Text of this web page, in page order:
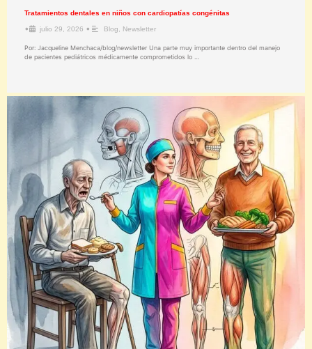
Tratamientos dentales en niños con cardiopatías congénitas
• julio 29, 2026 • Blog, Newsletter
Por: Jacqueline Menchaca/blog/newsletter Una parte muy importante dentro del manejo
de pacientes pediátricos médicamente comprometidos lo …